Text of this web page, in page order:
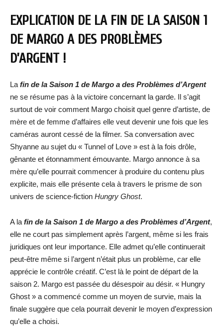
EXPLICATION DE LA FIN DE LA SAISON 1
DE MARGO A DES PROBLÈMES
D’ARGENT !
La fin de la Saison 1 de Margo a des Problèmes d’Argent
ne se résume pas à la victoire concernant la garde. Il s’agit
surtout de voir comment Margo choisit quel genre d’artiste, de
mère et de femme d’affaires elle veut devenir une fois que les
caméras auront cessé de la filmer. Sa conversation avec
Shyanne au sujet du « Tunnel of Love » est à la fois drôle,
gênante et étonnamment émouvante. Margo annonce à sa
mère qu’elle pourrait commencer à produire du contenu plus
explicite, mais elle présente cela à travers le prisme de son
univers de science-fiction Hungry Ghost.
A la fin de la Saison 1 de Margo a des Problèmes d’Argent,
elle ne court pas simplement après l’argent, même si les frais
juridiques ont leur importance. Elle admet qu’elle continuerait
peut-être même si l’argent n’était plus un problème, car elle
apprécie le contrôle créatif. C’est là le point de départ de la
saison 2. Margo est passée du désespoir au désir. « Hungry
Ghost » a commencé comme un moyen de survie, mais la
finale suggère que cela pourrait devenir le moyen d’expression
qu’elle a choisi.